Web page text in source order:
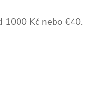
1000 Kč nebo€40.